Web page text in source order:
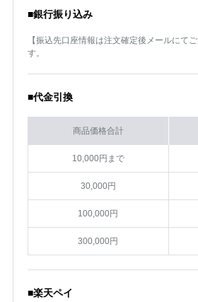
■銀行振り込み
【振込先口座情報は注文確定後メールにて
す。
■代金引換
商品価格合計
10,000円まで
30,000円
100,000円
300,000円
■楽天ペイ